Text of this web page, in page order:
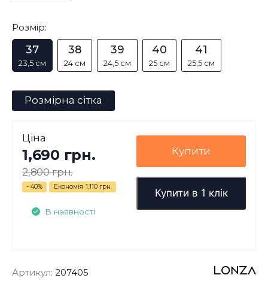
Розмір:
37
23,5 см
38
24 см
39
24,5 см
40
25 см
41
25,5 см
Розмірна сітка
Ціна
1,690 грн.
2,800 грн.
- 40% Економія 1,110 грн.
В наявності
Купити
Купити в 1 клік
Артикул: 207405